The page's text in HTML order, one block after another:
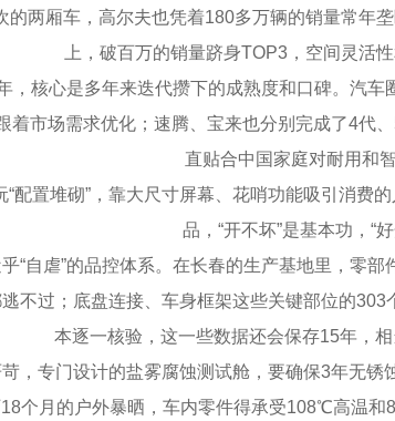
厢车，高尔夫也凭着180多万辆的销量常年
上，破百万的销量跻身TOP3，空间灵活
核心是多年来迭代攒下的成熟度和口碑。汽车
着市场需求优化；速腾、宝来也分别完成了4代
直贴合中国家庭对耐用和
置堆砌”，靠大尺寸屏幕、花哨功能吸引消费
品，“开不坏”是基本功，“
虐”的品控体系。在长春的生产基地里，零部
不过；底盘连接、车身框架这些关键部位的
本逐一核验，这一些数据还会保存15年，相
专门设计的盐雾腐蚀测试舱，要确保3年无锈
个月的户外暴晒，车内零件得承受108℃高温和